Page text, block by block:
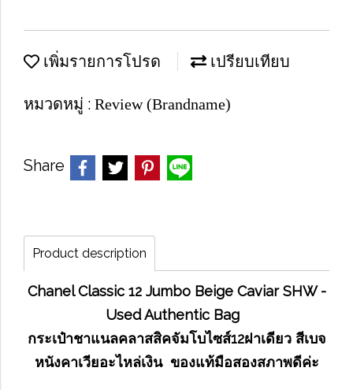
เพิ่มรายการโปรด เปรียบเทียบ
หมวดหมู่ : Review (Brandname)
Share
Product description
Chanel Classic 12 Jumbo Beige Caviar SHW -
Used Authentic Bag
กระเป๋าชาแนลคลาสสิคจัมโบไซส์12ฝาเดียว สีเบจ
หนังคาเวียอะไหล่เงิน ของแท้มือสองสภาพดีค่ะ